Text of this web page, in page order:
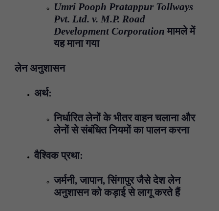
Umri Pooph Pratappur Tollways
Pvt. Ltd. v. M.P. Road
Development Corporation मामले में
यह माना गया
लेन अनुशासन
अर्थ:
निर्धारित लेनों के भीतर वाहन चलाना और
लेनों से संबंधित नियमों का पालन करना
वैश्विक प्रथा:
जर्मनी, जापान, सिंगापुर जैसे देश लेन
अनुशासन को कड़ाई से लागू करते हैं